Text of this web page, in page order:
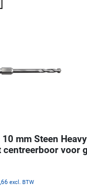
10 mm Steen
centreerboor voor
excl. BTW